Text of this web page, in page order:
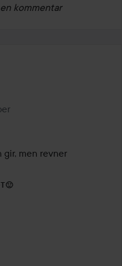
kommentar
2 måneder
men revner